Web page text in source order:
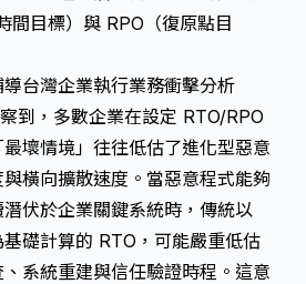
間目標）與 RPO（復原點目
台灣企業執行業務衝擊分析
到，多數企業在設定 RTO/RPO
壞情境」往往低估了進化型惡意
橫向擴散速度。當惡意程式能夠
伏於企業關鍵系統時，傳統以
基礎計算的 RTO，可能嚴重低估
系統重建與信任驗證時程。這意